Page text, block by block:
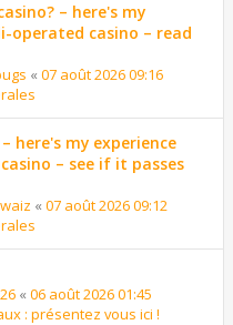
– here's my
operated casino – read
« 07 août 2026 09:16
here's my experience
– see if it passes
« 07 août 2026 09:12
« 06 août 2026 01:45
: présentez vous ici !